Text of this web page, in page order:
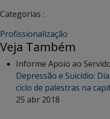
Categorias :
Profissionalização
Veja Também
Informe Apoio ao
Depressão e Suicídio:
ciclo de palestras na
25 abr 2018